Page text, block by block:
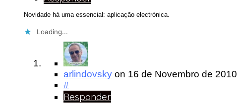
Novidade há uma essencial: aplicação electrónica.
Loading...
arlindovsky on 16 de Novembro de 2010
#
Responder